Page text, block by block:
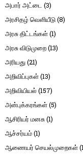
அபார் அட்டை (3)
அரசிதழ் வெளியீடு(8)
அரசு திட்டங்கள்(1)
அரசு விடுமுறை(13)
அரியது(21)
அறிவிப்புகள்(13)
அறிவியியல் (157)
அன்புக்கரங்கள்(5)
ஆசிரியர் மனசு(1)
ஆச்சர்யம்(1)
ஆணையர் செயல்முறைகள்